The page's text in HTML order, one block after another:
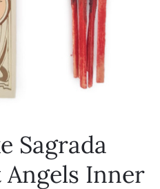
Sagrada
Inner